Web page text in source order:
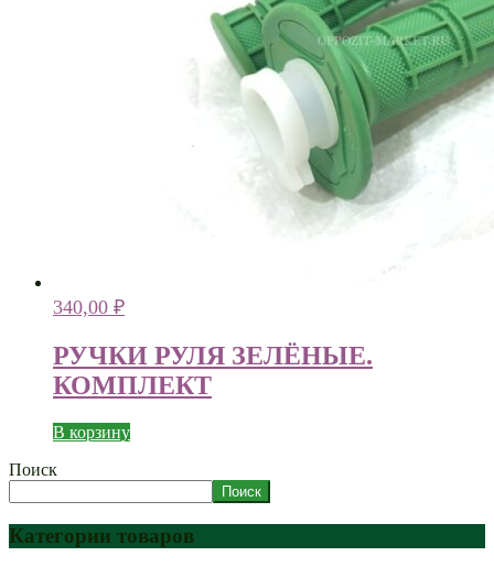
340,00 ₽
РУЧКИ РУЛЯ ЗЕЛЁНЫЕ.
КОМПЛЕКТ
В корзину
Поиск
Поиск
Категории товаров